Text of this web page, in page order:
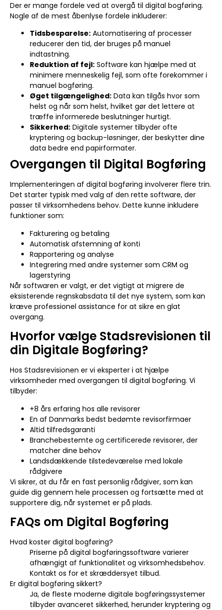
Der er mange fordele ved at overgå til digital bogføring.
Nogle af de mest åbenlyse fordele inkluderer:
Tidsbesparelse: Automatisering af processer
reducerer den tid, der bruges på manuel
indtastning.
Reduktion af fejl: Software kan hjælpe med at
minimere menneskelig fejl, som ofte forekommer i
manuel bogføring.
Øget tilgængelighed: Data kan tilgås hvor som
helst og når som helst, hvilket gør det lettere at
træffe informerede beslutninger hurtigt.
Sikkerhed: Digitale systemer tilbyder ofte
kryptering og backup-løsninger, der beskytter dine
data bedre end papirformater.
Overgangen til Digital Bogføring
Implementeringen af digital bogføring involverer flere trin.
Det starter typisk med valg af den rette software, der
passer til virksomhedens behov. Dette kunne inkludere
funktioner som:
Fakturering og betaling
Automatisk afstemning af konti
Rapportering og analyse
Integrering med andre systemer som CRM og
lagerstyring
Når softwaren er valgt, er det vigtigt at migrere de
eksisterende regnskabsdata til det nye system, som kan
kræve professionel assistance for at sikre en glat
overgang.
Hvorfor vælge Stadsrevisionen til
din Digitale Bogføring?
Hos Stadsrevisionen er vi eksperter i at hjælpe
virksomheder med overgangen til digital bogføring. Vi
tilbyder:
+8 års erfaring hos alle revisorer
En af Danmarks bedst bedømte revisorfirmaer
Altid tilfredsgaranti
Branchebestemte og certificerede revisorer, der
matcher dine behov
Landsdækkende tilstedeværelse med lokale
rådgivere
Vi sikrer, at du får en fast personlig rådgiver, som kan
guide dig gennem hele processen og fortsætte med at
supportere dig, når systemet er på plads.
FAQs om Digital Bogføring
Hvad koster digital bogføring?
Priserne på digital bogføringssoftware varierer
afhængigt af funktionalitet og virksomhedsbehov.
Kontakt os for et skræddersyet tilbud.
Er digital bogføring sikkert?
Ja, de fleste moderne digitale bogføringssystemer
tilbyder avanceret sikkerhed, herunder kryptering og